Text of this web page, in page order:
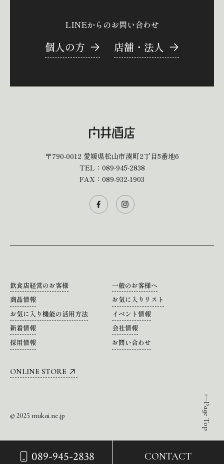
089-945-2838 CONTACT
Page Top
LINEからのお問い合わせ
個人の方 店舗・法人
〒790-0012 愛媛県松山市湊町2丁目5番地6
TEL： 089-945-2838
FAX：089-932-1903
飲食店経営のお客様
一般のお客様へ
商品情報
お気に入りリスト
お気に入り機能の活用方法
イベント情報
新着情報
会社情報
採用情報
お問い合わせ
ONLINE STORE
© 2025 mukai.ne.jp